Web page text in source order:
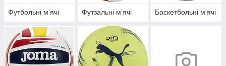
Футбольні мʼячі Футзальні мʼячі Баскетбольні мʼячі